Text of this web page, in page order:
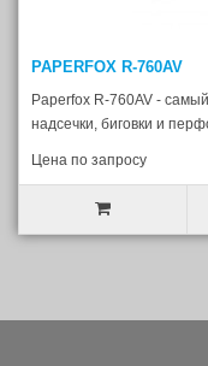
PAPERFOX R-760AV
Paperfox R-760AV -
надсечки, биговки и
Цена по запросу